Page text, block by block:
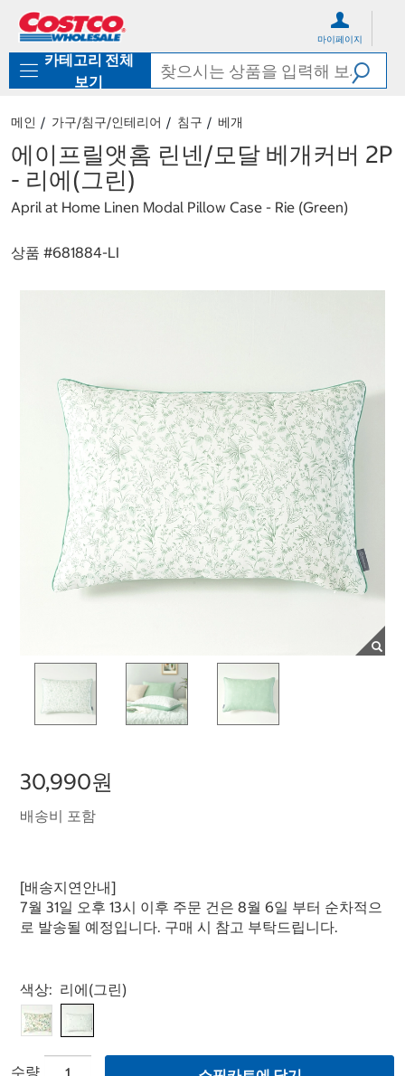
로
기
가
마이페이지
카테고리 전체
보기
메인 가구/침구/인테리어 침구 베개
에이프릴앳홈 린넨/모달 베개커버 2P
- 리에(그린)
April at Home Linen Modal Pillow Case - Rie (Green)
상품 #681884-LI
30,990원
배송비 포함
[배송지연안내]
7월 31일 오후 13시 이후 주문 건은 8월 6일 부터 순차적으
로 발송될 예정입니다. 구매 시 참고 부탁드립니다.
Select product
색상: 리에(그린)
수량